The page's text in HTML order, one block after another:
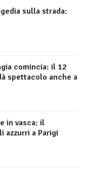
sulla strada:
comincia: il 12
spettacolo anche a
in vasca: il
azzurri a Parigi